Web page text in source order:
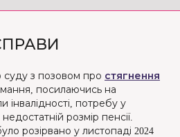
суду з позовом про стягнення
посилаючись на
інвалідності, потребу у
розмір пенсії.
розірвано у листопаді 2024